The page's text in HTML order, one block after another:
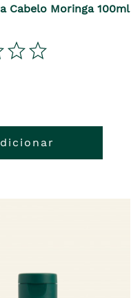
Cabelo Moringa 100ml